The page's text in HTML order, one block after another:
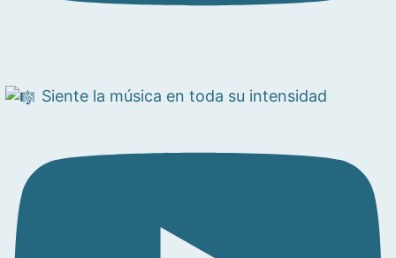
Siente la música en toda su intensidad